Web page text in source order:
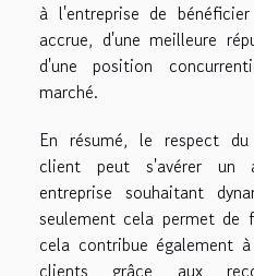
à l'entreprise de
accrue, d'une meilleure
d'une position
marché.
En résumé, le respect
client peut s'avérer un
entreprise souhaitant
seulement cela permet de
cela contribue également